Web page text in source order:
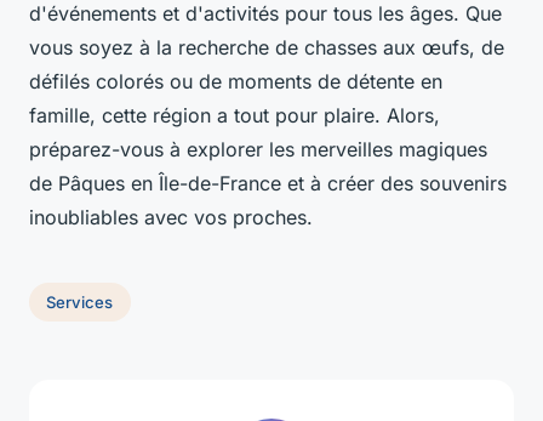
d'événements et d'activités pour tous les âges. Que
vous soyez à la recherche de chasses aux œufs, de
défilés colorés ou de moments de détente en
famille, cette région a tout pour plaire. Alors,
préparez-vous à explorer les merveilles magiques
de Pâques en Île-de-France et à créer des souvenirs
inoubliables avec vos proches.
Services